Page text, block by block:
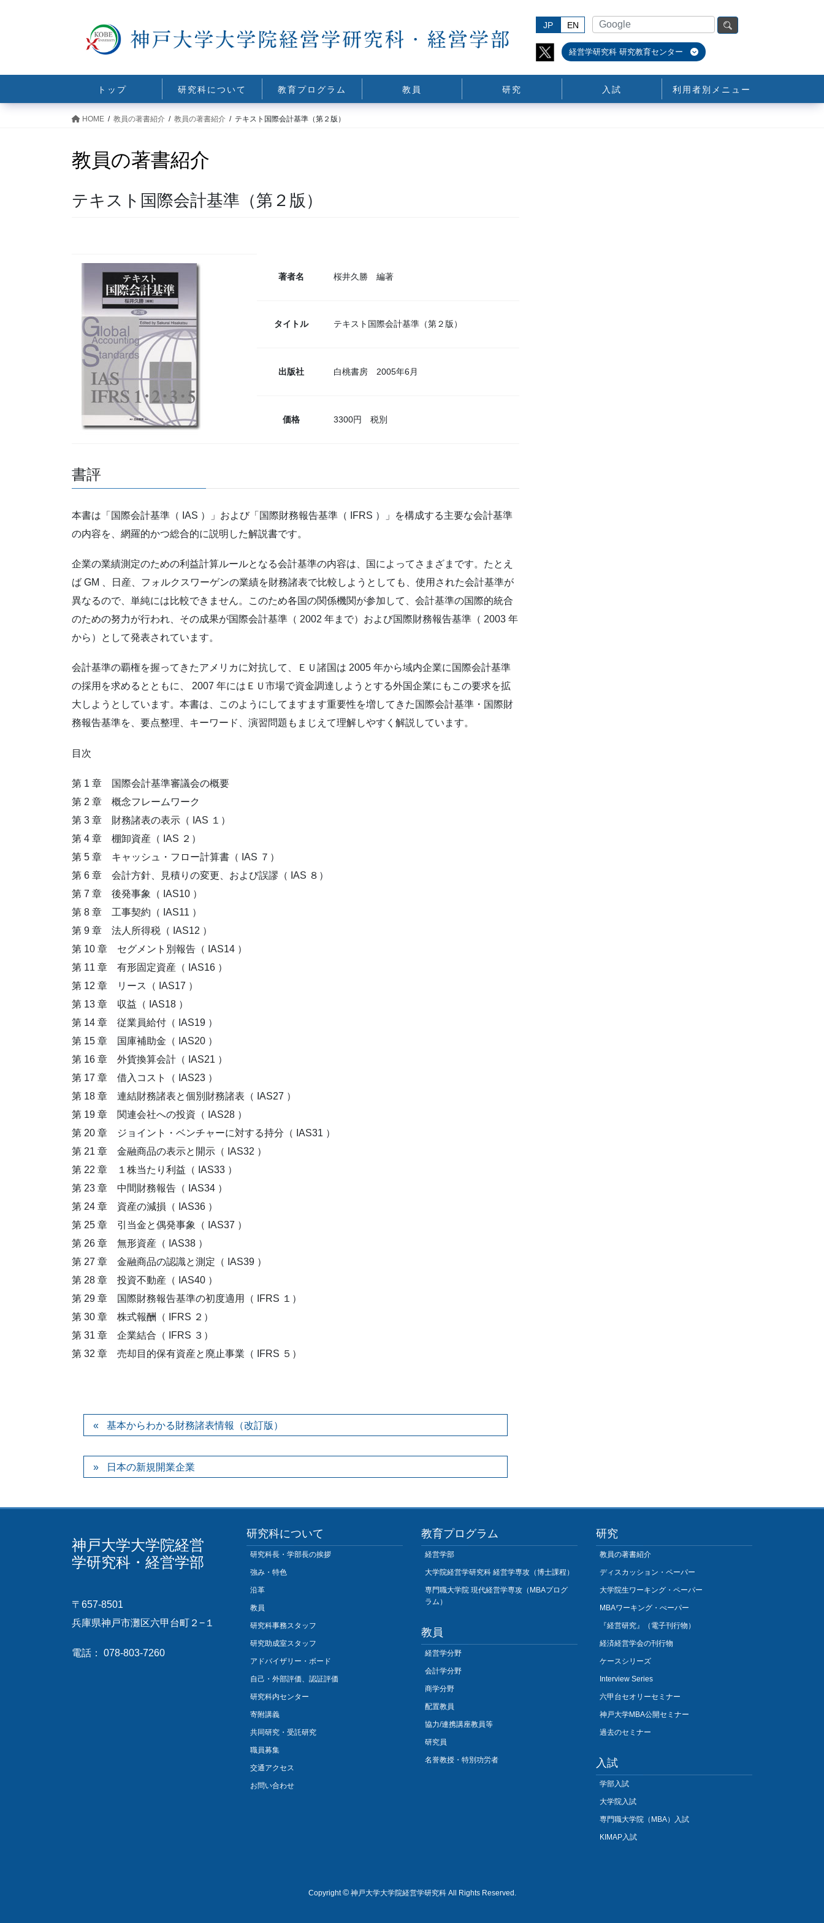
JP EN
経営学研究科 研究教育センター
トップ 研究科について 教育プログラム 教員 研究 入試 利用者別メニュー
HOME 教員の著書紹介 教員の著書紹介 テキスト国際会計基準（第２版）
教員の著書紹介
テキスト国際会計基準（第２版）
著者名 桜井久勝 編著
タイトル テキスト国際会計基準（第２版）
出版社 白桃書房 2005年6月
価格 3300円 税別
書評
本書は「国際会計基準（ IAS ）」および「国際財務報告基準（ IFRS ）」を構成する主要な会計基準
の内容を、網羅的かつ総合的に説明した解説書です。
企業の業績測定のための利益計算ルールとなる会計基準の内容は、国によってさまざまです。たとえ
ば GM 、日産、フォルクスワーゲンの業績を財務諸表で比較しようとしても、使用された会計基準が
異なるので、単純には比較できません。このため各国の関係機関が参加して、会計基準の国際的統合
のための努力が行われ、その成果が国際会計基準（ 2002 年まで）および国際財務報告基準（ 2003 年
から）として発表されています。
会計基準の覇権を握ってきたアメリカに対抗して、ＥＵ諸国は 2005 年から域内企業に国際会計基準
の採用を求めるとともに、 2007 年にはＥＵ市場で資金調達しようとする外国企業にもこの要求を拡
大しようとしています。本書は、このようにしてますます重要性を増してきた国際会計基準・国際財
務報告基準を、要点整理、キーワード、演習問題もまじえて理解しやすく解説しています。
目次
第 1 章 国際会計基準審議会の概要
第 2 章 概念フレームワーク
第 3 章 財務諸表の表示（ IAS １）
第 4 章 棚卸資産（ IAS ２）
第 5 章 キャッシュ・フロー計算書（ IAS ７）
第 6 章 会計方針、見積りの変更、および誤謬（ IAS ８）
第 7 章 後発事象（ IAS10 ）
第 8 章 工事契約（ IAS11 ）
第 9 章 法人所得税（ IAS12 ）
第 10 章 セグメント別報告（ IAS14 ）
第 11 章 有形固定資産（ IAS16 ）
第 12 章 リース（ IAS17 ）
第 13 章 収益（ IAS18 ）
第 14 章 従業員給付（ IAS19 ）
第 15 章 国庫補助金（ IAS20 ）
第 16 章 外貨換算会計（ IAS21 ）
第 17 章 借入コスト（ IAS23 ）
第 18 章 連結財務諸表と個別財務諸表（ IAS27 ）
第 19 章 関連会社への投資（ IAS28 ）
第 20 章 ジョイント・ベンチャーに対する持分（ IAS31 ）
第 21 章 金融商品の表示と開示（ IAS32 ）
第 22 章 １株当たり利益（ IAS33 ）
第 23 章 中間財務報告（ IAS34 ）
第 24 章 資産の減損（ IAS36 ）
第 25 章 引当金と偶発事象（ IAS37 ）
第 26 章 無形資産（ IAS38 ）
第 27 章 金融商品の認識と測定（ IAS39 ）
第 28 章 投資不動産（ IAS40 ）
第 29 章 国際財務報告基準の初度適用（ IFRS １）
第 30 章 株式報酬（ IFRS ２）
第 31 章 企業結合（ IFRS ３）
第 32 章 売却目的保有資産と廃止事業（ IFRS ５）
基本からわかる財務諸表情報（改訂版）
日本の新規開業企業
神戸大学大学院経営
学研究科・経営学部
〒657-8501
兵庫県神戸市灘区六甲台町２−１
電話： 078-803-7260
研究科について
研究科長・学部長の挨拶
強み・特色
沿革
教員
研究科事務スタッフ
研究助成室スタッフ
アドバイザリー・ボード
自己・外部評価、認証評価
研究科内センター
寄附講義
共同研究・受託研究
職員募集
交通アクセス
お問い合わせ
教育プログラム
経営学部
大学院経営学研究科 経営学専攻（博士課程）
専門職大学院 現代経営学専攻（MBAプログ
ラム）
教員
経営学分野
会計学分野
商学分野
配置教員
協力/連携講座教員等
研究員
名誉教授・特別功労者
研究
教員の著書紹介
ディスカッション・ペーパー
大学院生ワーキング・ペーパー
MBAワーキング・ぺーパー
『経営研究』（電子刊行物）
経済経営学会の刊行物
ケースシリーズ
Interview Series
六甲台セオリーセミナー
神戸大学MBA公開セミナー
過去のセミナー
入試
学部入試
大学院入試
専門職大学院（MBA）入試
KIMAP入試
Copyright©神戸大学大学院経営学研究科 All Rights Reserved.